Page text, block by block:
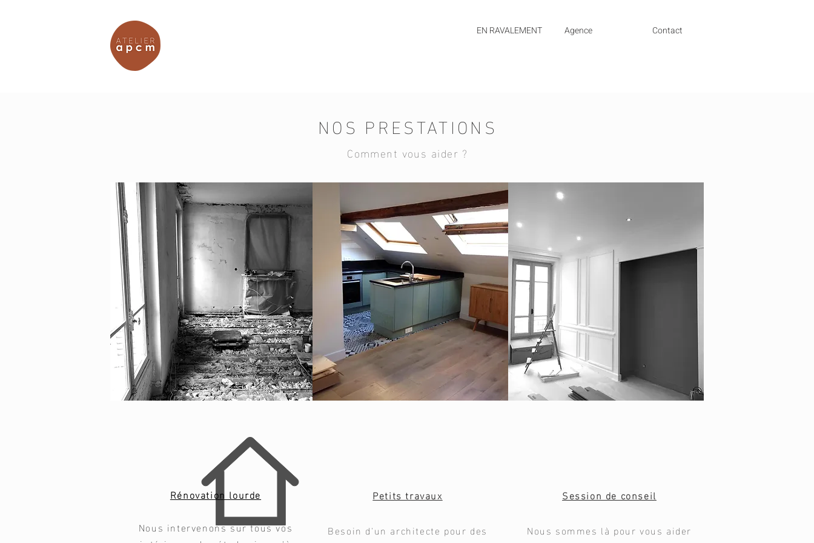
EN RAVALEMENT Agence Contact
NOS PRESTATIONS
Comment vous aider ?
Rénovation lourde
Nous intervenons sur tous vos
Petits travaux
Besoin d'un architecte pour des
Session de conseil
Nous sommes là pour vous aider